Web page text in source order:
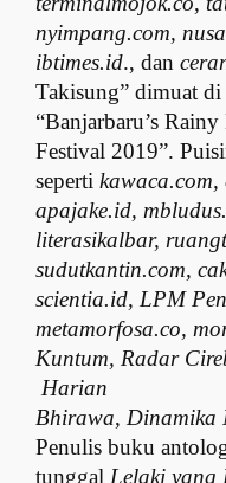
nyimpang.com,
ibtimes.id., dan
Takisung” dimuat
“Banjarbaru’s
Festival 2019”.
sepertikawaca.com,
apajake.id,
literasikalbar,
sudutkantin.com,
scientia.id, LPM
metamorfosa.co,
Kuntum, Radar
Harian
Bhirawa, Dinamika
Penulis buku
tunggal Lelaki yang